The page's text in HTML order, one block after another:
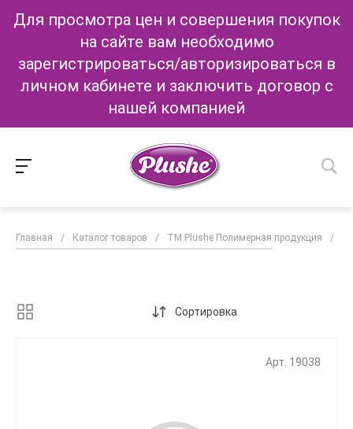
Для просмотра цен и совершения покупок
на сайте вам необходимо
зарегистрироваться/авторизироваться в
личном кабинете и заключить договор с
нашей компанией
Главная / Каталог товаров / ТМ Plushe Полимерная продукция /
Сортировка
Арт. 19038